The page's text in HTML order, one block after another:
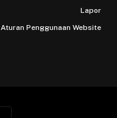
Lapor
Aturan Penggunaan Website